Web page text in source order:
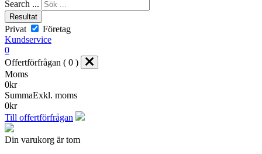
Search ...
Resultat
Privat
Företag
Kundservice
0
Offertförfrågan ( 0 )
Moms
0kr
SummaExkl. moms
0kr
Till offertförfrågan
Din varukorg är tom